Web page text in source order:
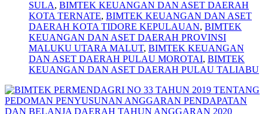
SULA, BIMTEK KEUANGAN DAN ASET DAERAH
KOTA TERNATE, BIMTEK KEUANGAN DAN ASET
DAERAH KOTA TIDORE KEPULAUAN, BIMTEK
KEUANGAN DAN ASET DAERAH PROVINSI
MALUKU UTARA MALUT, BIMTEK KEUANGAN
DAN ASET DAERAH PULAU MOROTAI, BIMTEK
KEUANGAN DAN ASET DAERAH PULAU TALIABU